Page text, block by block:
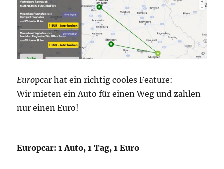
Europcar hat ein richtig cooles Feature:
Wir mieten ein Auto für einen Weg und zahlen
nur einen Euro!
Europcar: 1 Auto, 1 Tag, 1 Euro